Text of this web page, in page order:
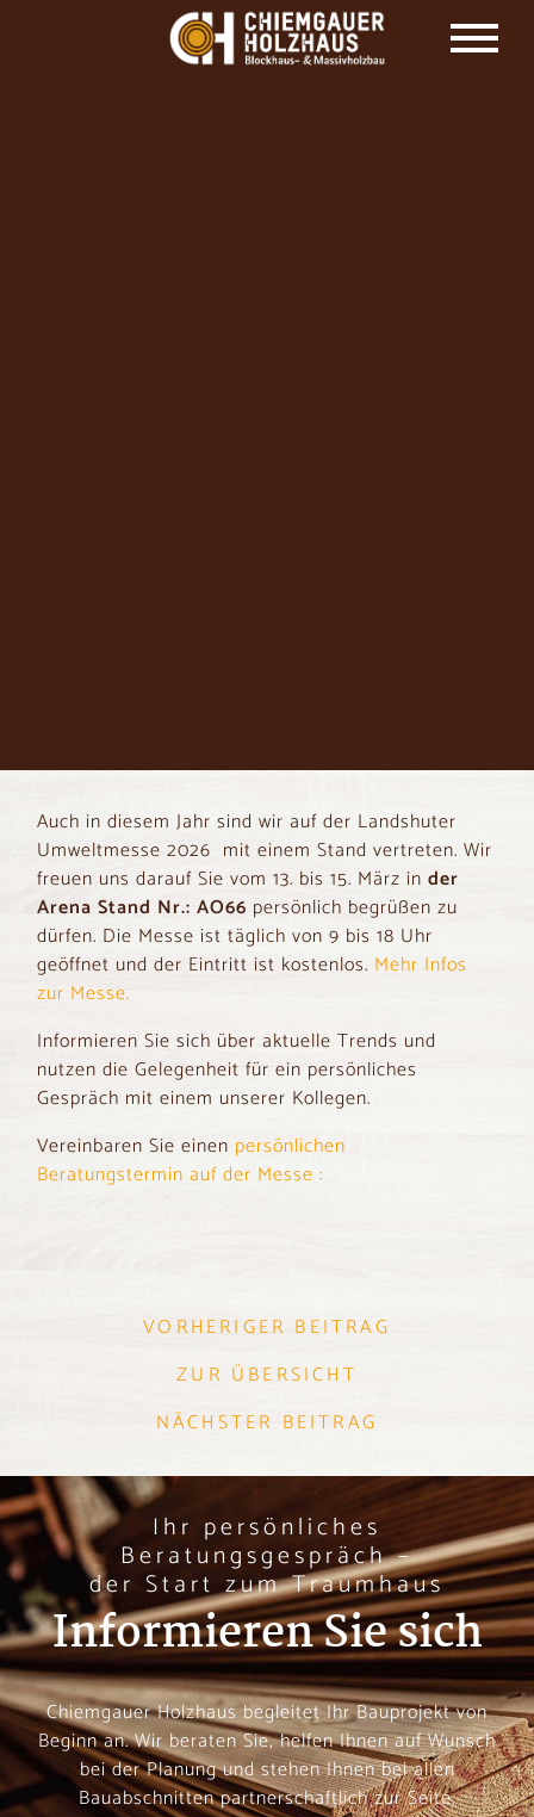
HOLZHAUS HERSTELLER CHIEMGAUER
HOLZHAUS
Auch in diesem Jahr sind wir auf der Landshuter
Umweltmesse 2026 mit einem Stand vertreten. Wir
freuen uns darauf Sie vom 13. bis 15. März in der
Arena Stand Nr.: AO66 persönlich begrüßen zu
dürfen. Die Messe ist täglich von 9 bis 18 Uhr
geöffnet und der Eintritt ist kostenlos. Mehr Infos
zur Messe.
Informieren Sie sich über aktuelle Trends und
nutzen die Gelegenheit für ein persönliches
Gespräch mit einem unserer Kollegen.
Vereinbaren Sie einen persönlichen
Beratungstermin auf der Messe :
VORHERIGER BEITRAG
ZUR ÜBERSICHT
NÄCHSTER BEITRAG
Informieren Sie sich
Ihr persönliches
Beratungsgespräch –
der Start zum Traumhaus
Chiemgauer Holzhaus begleitet Ihr Bauprojekt von
Beginn an. Wir beraten Sie, helfen Ihnen auf Wunsch
bei der Planung und stehen Ihnen bei allen
Bauabschnitten partnerschaftlich zur Seite.